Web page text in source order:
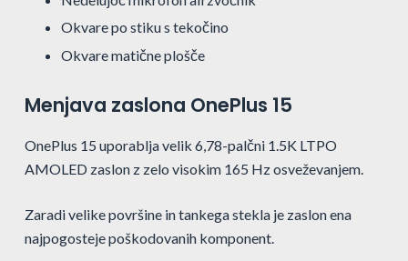
Okvare po stiku s tekočino
Okvare matične plošče
Menjava zaslona OnePlus 15
OnePlus 15 uporablja velik 6,78-palčni 1.5K LTPO
AMOLED zaslon z zelo visokim 165 Hz osveževanjem.
Zaradi velike površine in tankega stekla je zaslon ena
najpogosteje poškodovanih komponent.